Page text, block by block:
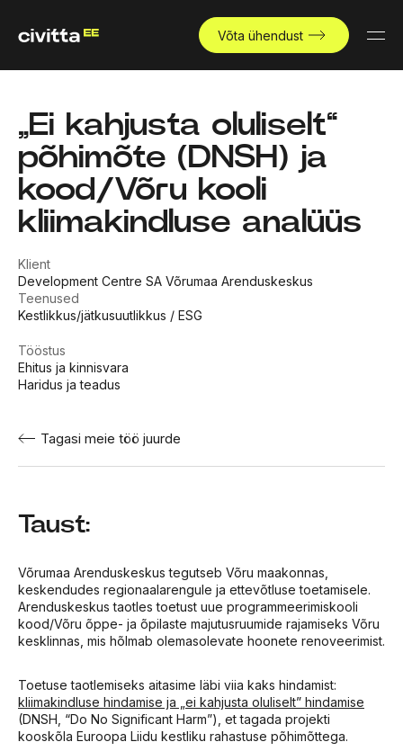
Võta ühendust
„Ei kahjusta oluliselt“
põhimõte (DNSH) ja
kood/Võru kooli
kliimakindluse analüüs
Klient
Development Centre SA Võrumaa Arenduskeskus
Teenused
Kestlikkus/jätkusuutlikkus / ESG
Tööstus
Ehitus ja kinnisvara
Haridus ja teadus
Tagasi meie töö juurde
Taust:
Võrumaa Arenduskeskus tegutseb Võru maakonnas,
keskendudes regionaalarengule ja ettevõtluse toetamisele.
Arenduskeskus taotles toetust uue programmeerimiskooli
kood/Võru õppe- ja õpilaste majutusruumide rajamiseks Võru
kesklinnas, mis hõlmab olemasolevate hoonete renoveerimist.
Toetuse taotlemiseks aitasime läbi viia kaks hindamist:
kliimakindluse hindamise ja „ei kahjusta oluliselt” hindamise
(DNSH, “Do No Significant Harm”), et tagada projekti
kooskõla Euroopa Liidu kestliku rahastuse põhimõttega.